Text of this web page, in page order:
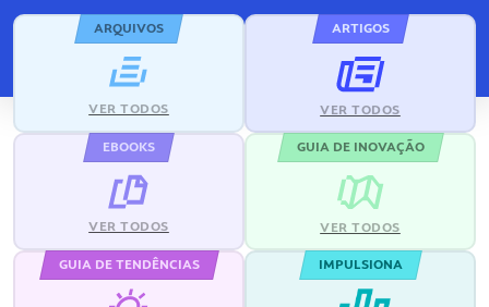
ARQUIVOS
VER TODOS
ARTIGOS
VER TODOS
EBOOKS
VER TODOS
GUIA DE INOVAÇÃO
VER TODOS
GUIA DE TENDÊNCIAS IMPULSIONA